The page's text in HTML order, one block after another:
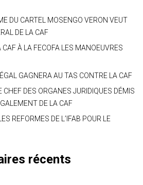
DU CARTEL MOSENGO VERON VEUT
DE LA CAF
À LA FECOFA LES MANOEUVRES
GAGNERA AU TAS CONTRE LA CAF
DES ORGANES JURIDIQUES DÉMIS
DE LA CAF
REFORMES DE L’IFAB POUR LE
récents